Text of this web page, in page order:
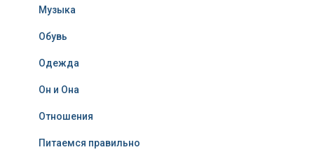
Музыка
Обувь
Одежда
Он и Она
Отношения
Питаемся правильно